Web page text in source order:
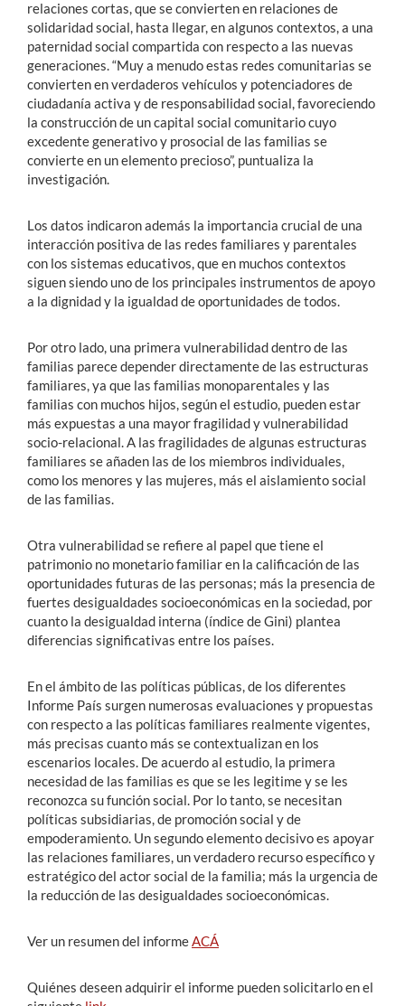
relaciones cortas, que se convierten en relaciones de
solidaridad social, hasta llegar, en algunos contextos, a una
paternidad social compartida con respecto a las nuevas
generaciones. “Muy a menudo estas redes comunitarias se
convierten en verdaderos vehículos y potenciadores de
ciudadanía activa y de responsabilidad social, favoreciendo
la construcción de un capital social comunitario cuyo
excedente generativo y prosocial de las familias se
convierte en un elemento precioso”, puntualiza la
investigación.
Los datos indicaron además la importancia crucial de una
interacción positiva de las redes familiares y parentales
con los sistemas educativos, que en muchos contextos
siguen siendo uno de los principales instrumentos de apoyo
a la dignidad y la igualdad de oportunidades de todos.
Por otro lado, una primera vulnerabilidad dentro de las
familias parece depender directamente de las estructuras
familiares, ya que las familias monoparentales y las
familias con muchos hijos, según el estudio, pueden estar
más expuestas a una mayor fragilidad y vulnerabilidad
socio-relacional. A las fragilidades de algunas estructuras
familiares se añaden las de los miembros individuales,
como los menores y las mujeres, más el aislamiento social
de las familias.
Otra vulnerabilidad se refiere al papel que tiene el
patrimonio no monetario familiar en la calificación de las
oportunidades futuras de las personas; más la presencia de
fuertes desigualdades socioeconómicas en la sociedad, por
cuanto la desigualdad interna (índice de Gini) plantea
diferencias significativas entre los países.
En el ámbito de las políticas públicas, de los diferentes
Informe País surgen numerosas evaluaciones y propuestas
con respecto a las políticas familiares realmente vigentes,
más precisas cuanto más se contextualizan en los
escenarios locales. De acuerdo al estudio, la primera
necesidad de las familias es que se les legitime y se les
reconozca su función social. Por lo tanto, se necesitan
políticas subsidiarias, de promoción social y de
empoderamiento. Un segundo elemento decisivo es apoyar
las relaciones familiares, un verdadero recurso específico y
estratégico del actor social de la familia; más la urgencia de
la reducción de las desigualdades socioeconómicas.
Ver un resumen del informeACÁ
Quiénes deseen adquirir el informe pueden solicitarlo en el